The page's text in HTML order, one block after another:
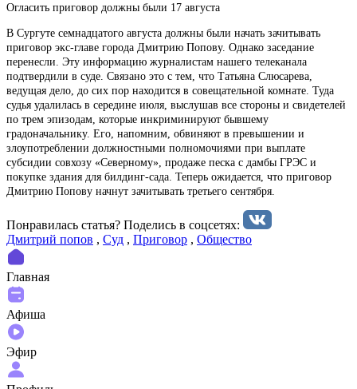
Огласить приговор должны были 17 августа
В Сургуте семнадцатого августа должны были начать зачитывать
приговор экс-главе города Дмитрию Попову. Однако заседание
перенесли. Эту информацию журналистам нашего телеканала
подтвердили в суде. Связано это с тем, что Татьяна Слюсарева,
ведущая дело, до сих пор находится в совещательной комнате. Туда
судья удалилась в середине июля, выслушав все стороны и свидетелей
по трем эпизодам, которые инкриминируют бывшему
градоначальнику. Его, напомним, обвиняют в превышении и
злоупотреблении должностными полномочиями при выплате
субсидии совхозу «Северному», продаже песка с дамбы ГРЭС и
покупке здания для билдинг-сада. Теперь ожидается, что приговор
Дмитрию Попову начнут зачитывать третьего сентября.
Понравилась статья? Поделиcь в соцсетях:
Дмитрий попов , Суд , Приговор , Общество
Главная
Афиша
Эфир